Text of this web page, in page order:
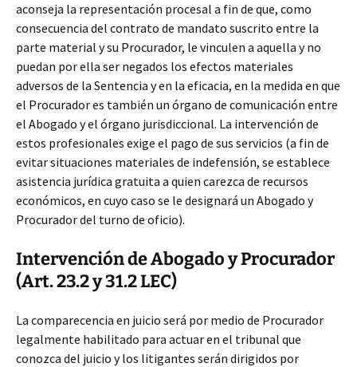
aconseja la representación procesal a fin de que, como
consecuencia del contrato de mandato suscrito entre la
parte material y su Procurador, le vinculen a aquella y no
puedan por ella ser negados los efectos materiales
adversos de la Sentencia y en la eficacia, en la medida en que
el Procurador es también un órgano de comunicación entre
el Abogado y el órgano jurisdiccional. La intervención de
estos profesionales exige el pago de sus servicios (a fin de
evitar situaciones materiales de indefensión, se establece
asistencia jurídica gratuita a quien carezca de recursos
económicos, en cuyo caso se le designará un Abogado y
Procurador del turno de oficio).
Intervención de Abogado y Procurador
(Art. 23.2 y 31.2 LEC)
La comparecencia en juicio será por medio de Procurador
legalmente habilitado para actuar en el tribunal que
conozca del juicio y los litigantes serán dirigidos por